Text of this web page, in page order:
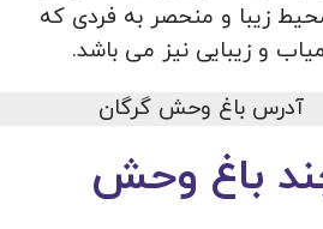
زیبا و منحصر به فردی که
و زیبایی نیز می باشد.
باغ وحش